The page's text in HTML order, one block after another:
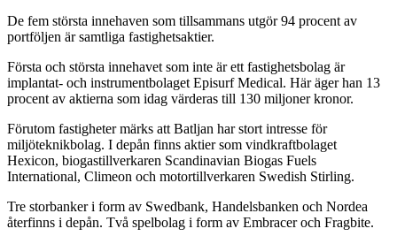
De fem största innehaven som tillsammans utgör 94 procent av
portföljen är samtliga fastighetsaktier.
Första och största innehavet som inte är ett fastighetsbolag är
implantat- och instrumentbolaget Episurf Medical. Här äger han 13
procent av aktierna som idag värderas till 130 miljoner kronor.
Förutom fastigheter märks att Batljan har stort intresse för
miljöteknikbolag. I depån finns aktier som vindkraftbolaget
Hexicon, biogastillverkaren Scandinavian Biogas Fuels
International, Climeon och motortillverkaren Swedish Stirling.
Tre storbanker i form av Swedbank, Handelsbanken och Nordea
återfinns i depån. Två spelbolag i form av Embracer och Fragbite.